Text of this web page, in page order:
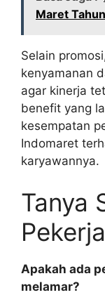
Maret
Selain
kenyamanan
agar kinerja
benefit yang
kesempatan
Indomaret
karyawannya.
Tanya
Apakah ada
melamar?